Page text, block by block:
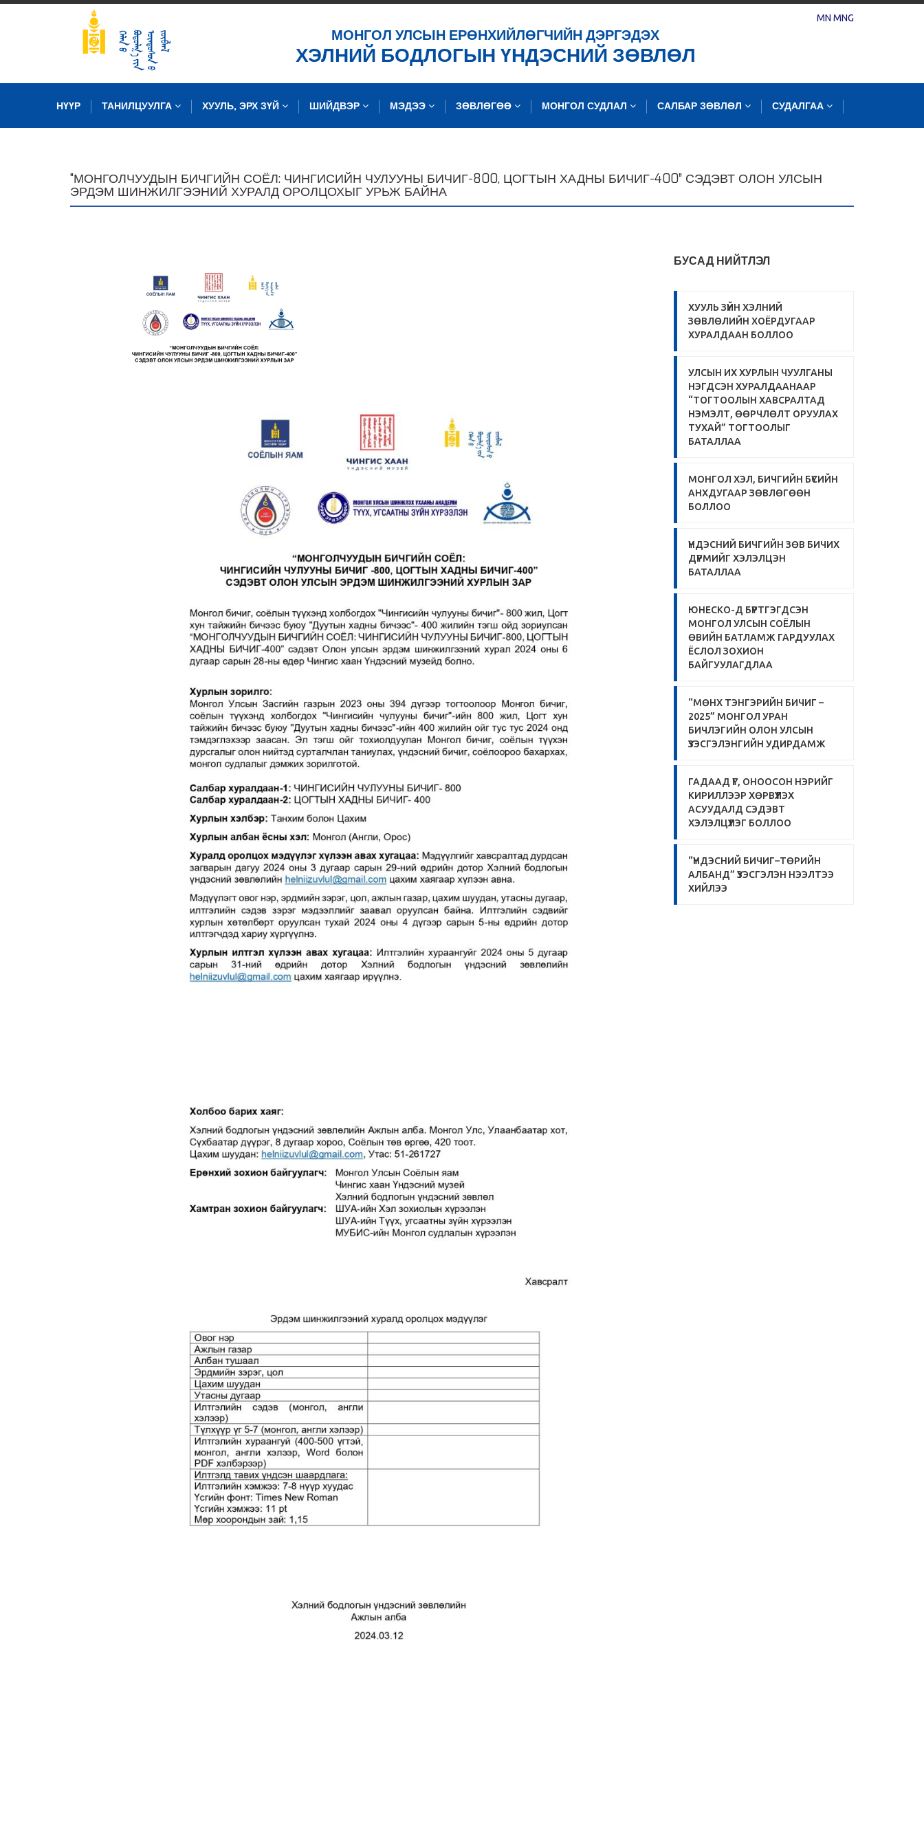
МОНГОЛ УЛСЫН ЕРӨНХИЙЛӨГЧИЙН ДЭРГЭДЭХ
ХЭЛНИЙ БОДЛОГЫН ҮНДЭСНИЙ ЗӨВЛӨЛ
MN MNG
НҮҮР ТАНИЛЦУУЛГА ХУУЛЬ, ЭРХ ЗҮЙ ШИЙДВЭР МЭДЭЭ ЗӨВЛӨГӨӨ МОНГОЛ СУДЛАЛ САЛБАР ЗӨВЛӨЛ СУДАЛГАА
"МОНГОЛЧУУДЫН БИЧГИЙН СОЁЛ: ЧИНГИСИЙН ЧУЛУУНЫ БИЧИГ-800, ЦОГТЫН ХАДНЫ БИЧИГ-400” СЭДЭВТ ОЛОН УЛСЫН
ЭРДЭМ ШИНЖИЛГЭЭНИЙ ХУРАЛД ОРОЛЦОХЫГ УРЬЖ БАЙНА
БУСАД НИЙТЛЭЛ
ХУУЛЬ ЗҮЙН ХЭЛНИЙ
ЗӨВЛӨЛИЙН ХОЁРДУГААР
ХУРАЛДААН БОЛЛОО
УЛСЫН ИХ ХУРЛЫН ЧУУЛГАНЫ
НЭГДСЭН ХУРАЛДААНААР
“ТОГТООЛЫН ХАВСРАЛТАД
НЭМЭЛТ, ӨӨРЧЛӨЛТ ОРУУЛАХ
ТУХАЙ” ТОГТООЛЫГ
БАТАЛЛАА
МОНГОЛ ХЭЛ, БИЧГИЙН БҮСИЙН
АНХДУГААР ЗӨВЛӨГӨӨН
БОЛЛОО
ҮНДЭСНИЙ БИЧГИЙН ЗӨВ БИЧИХ
ДҮРМИЙГ ХЭЛЭЛЦЭН
БАТАЛЛАА
ЮНЕСКО-Д БҮРТГЭГДСЭН
МОНГОЛ УЛСЫН СОЁЛЫН
ӨВИЙН БАТЛАМЖ ГАРДУУЛАХ
ЁСЛОЛ ЗОХИОН
БАЙГУУЛАГДЛАА
“МӨНХ ТЭНГЭРИЙН БИЧИГ –
2025” МОНГОЛ УРАН
БИЧЛЭГИЙН ОЛОН УЛСЫН
ҮЗЭСГЭЛЭНГИЙН УДИРДАМЖ
ГАДААД ҮГ, ОНООСОН НЭРИЙГ
КИРИЛЛЭЭР ХӨРВҮҮЛЭХ
АСУУДАЛД СЭДЭВТ
ХЭЛЭЛЦҮҮЛЭГ БОЛЛОО
“ҮНДЭСНИЙ БИЧИГ–ТӨРИЙН
АЛБАНД” ҮЗЭСГЭЛЭН НЭЭЛТЭЭ
ХИЙЛЭЭ